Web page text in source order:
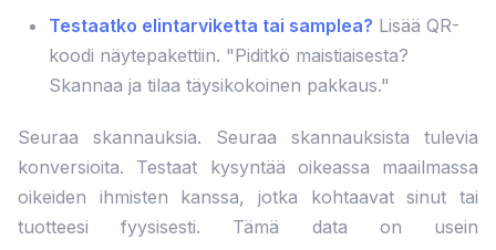
Testaatko elintarviketta tai samplea? Lisää QR-
koodi näytepakettiin. "Piditkö maistiaisesta?
Skannaa ja tilaa täysikokoinen pakkaus."
Seuraa skannauksia. Seuraa skannauksista tulevia
konversioita. Testaat kysyntää oikeassa maailmassa
oikeiden ihmisten kanssa, jotka kohtaavat sinut tai
tuotteesi fyysisesti. Tämä data on usein